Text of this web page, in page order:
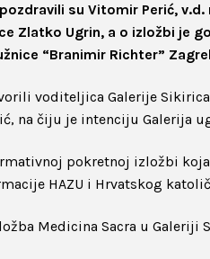
su Vitomir Perić,
Zlatko Ugrin, a o izložbi je
“Branimir Richter”
voditeljica Galerije
na čiju je intenciju Galerija
pokretnoj izložbi
HAZU i Hrvatskog